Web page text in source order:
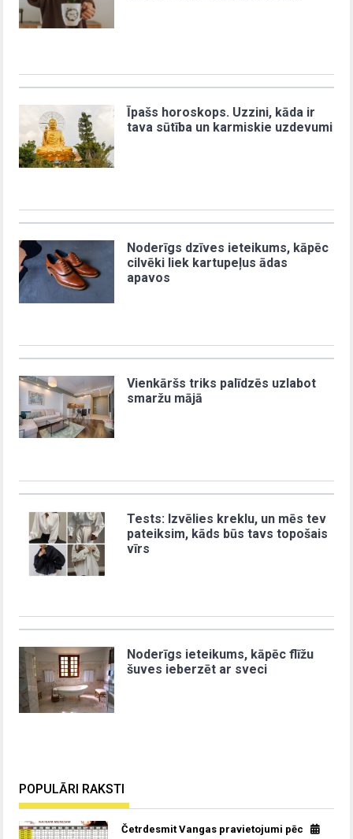
Īpašs horoskops. Uzzini, kāda ir
tava sūtība un karmiskie uzdevumi
Noderīgs dzīves ieteikums, kāpēc
cilvēki liek kartupeļus ādas
apavos
Vienkāršs triks palīdzēs uzlabot
smaržu mājā
Tests: Izvēlies kreklu, un mēs tev
pateiksim, kāds būs tavs topošais
vīrs
Noderīgs ieteikums, kāpēc flīžu
šuves ieberzēt ar sveci
POPULĀRI RAKSTI
Četrdesmit Vangas pravietojumi pēc